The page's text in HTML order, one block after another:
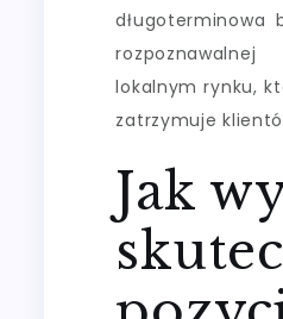
długoterminowa
lokalnym rynku,
zatrzymuje
Jak